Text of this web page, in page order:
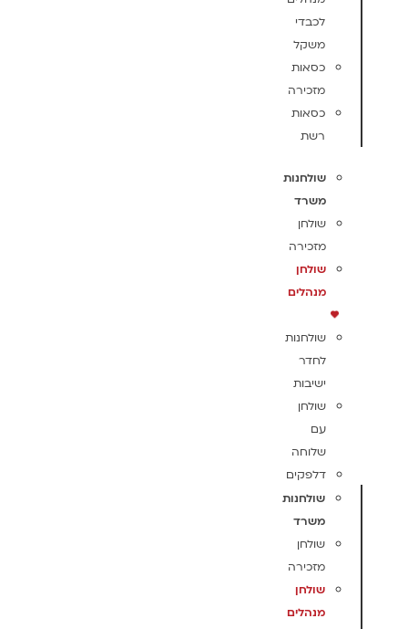
לכבדי
משקל
כסאות
מזכירה
כסאות
רשת
שולחנות
משרד
שולחן
מזכירה
שולחן
מנהלים
שולחנות
לחדר
ישיבות
שולחן
עם
שלוחה
דלפקים
שולחנות
משרד
שולחן
מזכירה
שולחן
מנהלים